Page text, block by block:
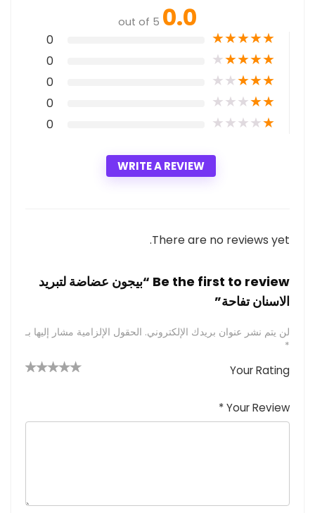
0.0
out of 5
★
★
★
★
★
0
★
★
★
★
★
0
★
★
★
★
★
0
★
★
★
★
★
0
★
★
★
★
★
0
WRITE A REVIEW
There are no reviews yet.
Be the first to review “بيجون عضاضة لتبريد
الاسنان تفاحة”
لن يتم نشر عنوان بريدك الإلكتروني. الحقول الإلزامية مشار إليها بـ
*
Your Rating
ن
أصلنجومنجوم
Your Review
*